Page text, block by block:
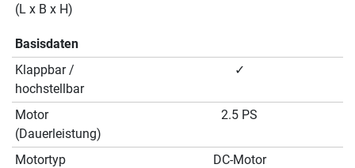
(L x B x H)
Basisdaten
Klappbar /
hochstellbar
✓
Motor
(Dauerleistung)
2.5 PS
Motortyp
DC-Motor